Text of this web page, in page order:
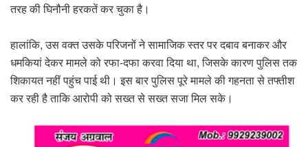
तरह की घिनौनी हरकतें कर चुका है।
हालांकि, उस वक्त उसके परिजनों ने सामाजिक स्तर पर दबाव बनाकर और
धमकियां देकर मामले को रफा-दफा करवा दिया था, जिसके कारण पुलिस तक
शिकायत नहीं पहुंच पाई थी। इस बार पुलिस पूरे मामले की गहनता से तफ्तीश
कर रही है ताकि आरोपी को सख्त से सख्त सजा मिल सके।